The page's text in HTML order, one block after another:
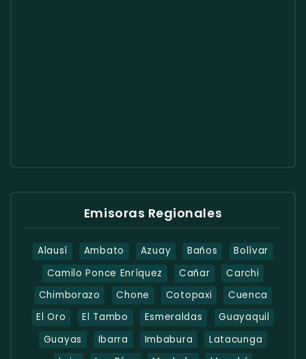
Emisoras Regionales
Alausí Ambato Azuay Baños
Bolívar
Camilo Ponce Enríquez
Cañar
Carchi
Chimborazo
Chone Cotopaxi
Cuenca
El Oro
El Tambo Esmeraldas
Guayaquil
Guayas
Ibarra Imbabura
Latacunga